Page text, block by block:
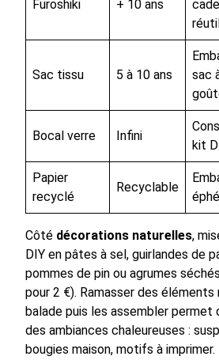
Furoshiki + 10 ans
Sac tissu 5 à 10 ans
sac
Bocal verre Infini
kit
Papier
recyclé
Recyclable
Côté décorations naturelles,
DIY en pâtes à sel, guirlandes de
pommes de pin ou agrumes
pour 2 €). Ramasser des éléments
balade puis les assembler permet
des ambiances chaleureuses :
bougies maison, motifs à imprimer.